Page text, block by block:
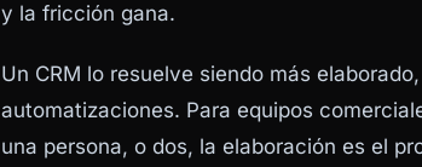
y la fricción gana.
Un CRM lo resuelve siendo más
automatizaciones. Para equipos
una persona, o dos, la elaboración es el